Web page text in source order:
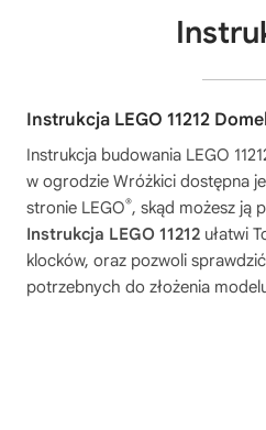
Instrukcja LEGO 11212
Instrukcja budowania LEGO
w ogrodzie Wróżkici dostępna
stronie LEGO®, skąd możesz ją
Instrukcja LEGO 11212 ułatwi
klocków, oraz pozwoli
potrzebnych do złożenia